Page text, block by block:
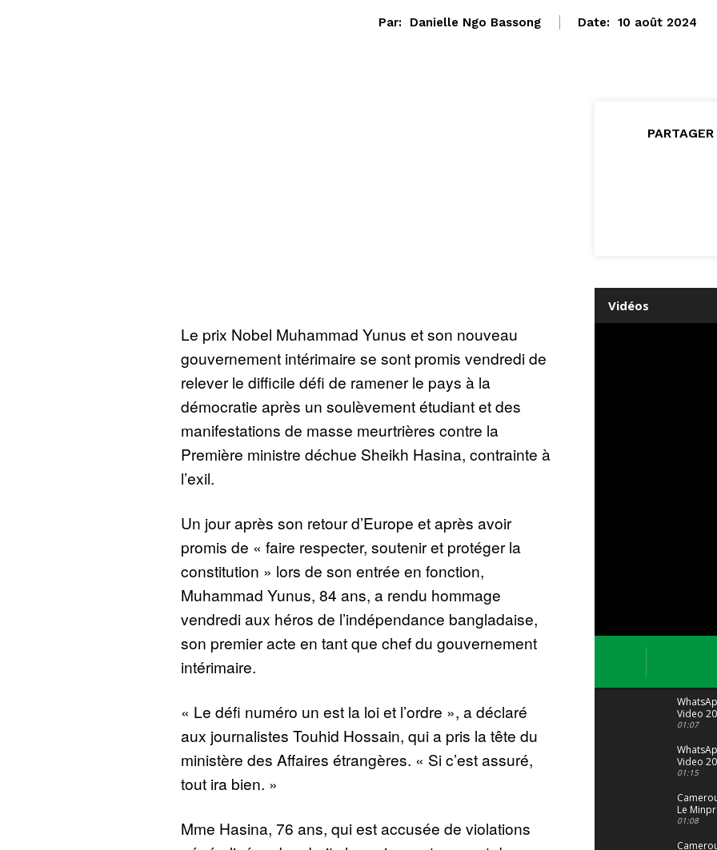
Par: Danielle Ngo Bassong Date: 10 août 2024
Le prix Nobel Muhammad Yunus et son nouveau
gouvernement intérimaire se sont promis vendredi de
relever le difficile défi de ramener le pays à la
démocratie après un soulèvement étudiant et des
manifestations de masse meurtrières contre la
Première ministre déchue Sheikh Hasina, contrainte à
l’exil.
Un jour après son retour d’Europe et après avoir
promis de « faire respecter, soutenir et protéger la
constitution » lors de son entrée en fonction,
Muhammad Yunus, 84 ans, a rendu hommage
vendredi aux héros de l’indépendance bangladaise,
son premier acte en tant que chef du gouvernement
intérimaire.
« Le défi numéro un est la loi et l’ordre », a déclaré
aux journalistes Touhid Hossain, qui a pris la tête du
ministère des Affaires étrangères. « Si c’est assuré,
tout ira bien. »
Mme Hasina, 76 ans, qui est accusée de violations
Vidéos
Video
04 at 15
01:07
Video
29 at 12
01:15
Le
alerte
jeunes
01:08